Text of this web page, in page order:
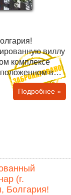
виллу
комплексе
в
городка
Ахелой (в 5 км
мин езды).
у подножия
Подробнее »
(г.
Болгария!